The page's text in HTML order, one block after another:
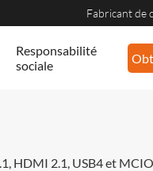
Fabricant de
Responsabilité
sociale
HDMI 2.1, USB4 et